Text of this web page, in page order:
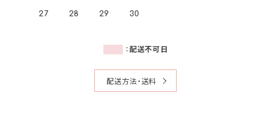
27 28 29 30
：配送不可日
配送方法・送料